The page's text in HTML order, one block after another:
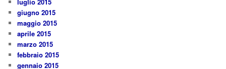
giugno 2015
maggio 2015
aprile 2015
marzo 2015
febbraio 2015
gennaio 2015